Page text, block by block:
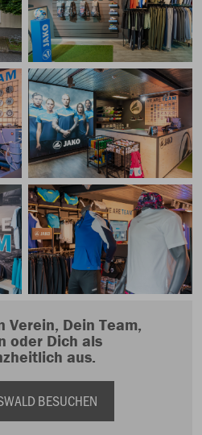
Dein Team,
oder Dich als
aus.
BESUCHEN